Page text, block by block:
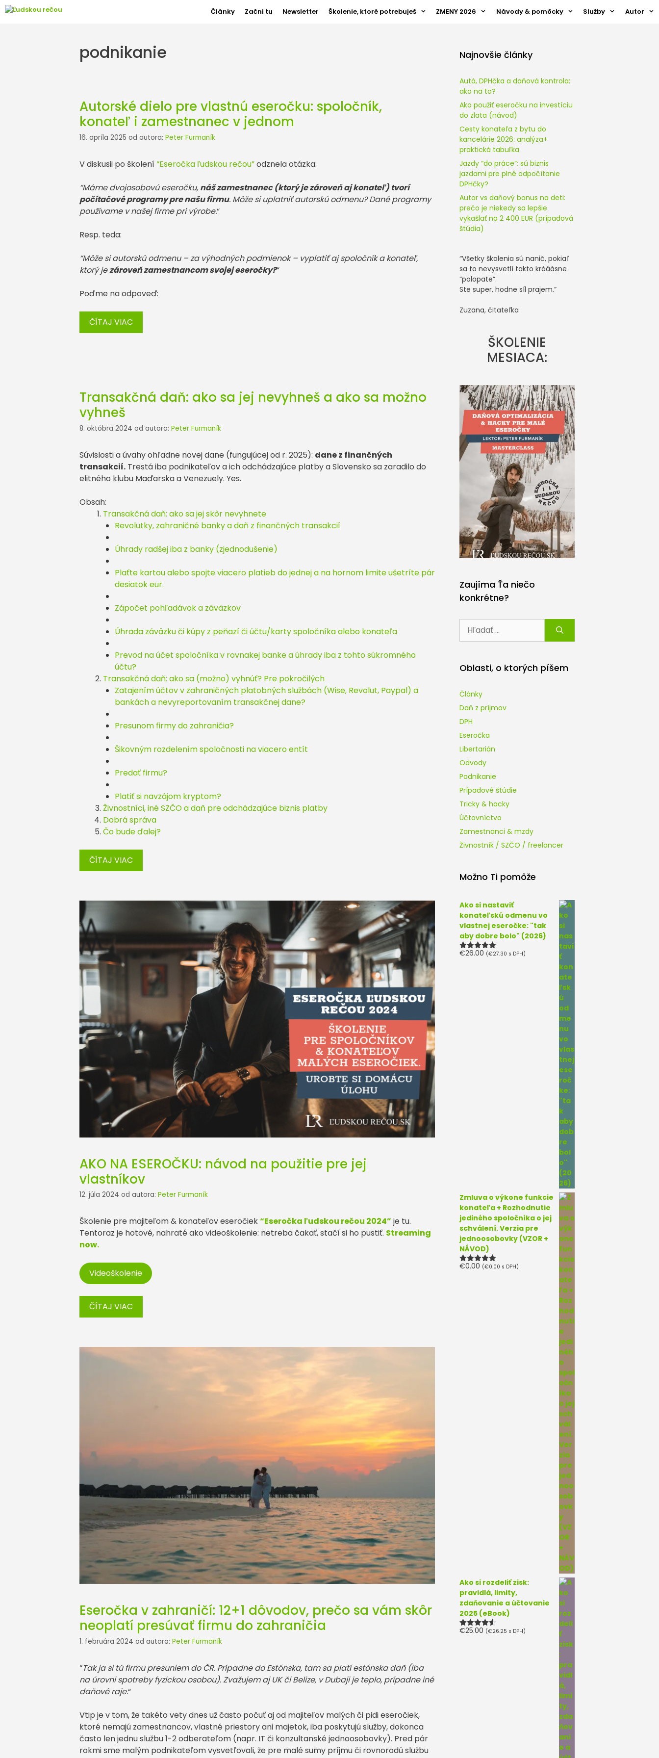
Preskočiť
Články Začni tu Newsletter Školenie, ktoré potrebuješ ZMENY 2026 Návody & pomôcky Služby Autor
podnikanie
Autorské dielo pre vlastnú eseročku: spoločník,
konateľ i zamestnanec v jednom
16. apríla 2025 od autora: Peter Furmaník
V diskusii po školení“Eseročka ľudskou rečou”odznela otázka:
“Máme dvojosobovú eseročku, náš zamestnanec (ktorý je zároveň aj konateľ) tvorí
počítačové programy pre našu firmu. Môže si uplatniť autorskú odmenu? Dané programy
používame v našej firme pri výrobe.“
Resp. teda:
“Môže si autorskú odmenu – za výhodných podmienok – vyplatiť aj spoločník a konateľ,
ktorý jezároveň zamestnancom svojej eseročky?“
Poďme na odpoveď:
ČÍTAJ VIAC
Transakčná daň: ako sa jej nevyhneš a ako sa možno
vyhneš
8. októbra 2024 od autora: Peter Furmaník
Súvislosti a úvahy ohľadne novej dane (fungujúcej od r. 2025): dane z finančných
transakcií. Trestá iba podnikateľov a ich odchádzajúce platby a Slovensko sa zaradilo do
elitného klubu Maďarska a Venezuely. Yes.
Obsah:
Transakčná daň: ako sa jej skôr nevyhnete
Revolutky, zahraničné banky a daň z finančných transakcií
Úhrady radšej iba z banky (zjednodušenie)
Plaťte kartou alebo spojte viacero platieb do jednej a na hornom limite ušetríte pár
desiatok eur.
Zápočet pohľadávok a záväzkov
Úhrada záväzku či kúpy z peňazí či účtu/karty spoločníka alebo konateľa
Prevod na účet spoločníka v rovnakej banke a úhrady iba z tohto súkromného
účtu?
Transakčná daň: ako sa (možno) vyhnúť? Pre pokročilých
Zatajením účtov v zahraničných platobných službách (Wise, Revolut, Paypal) a
bankách a nevyreportovaním transakčnej dane?
Presunom firmy do zahraničia?
Šikovným rozdelením spoločnosti na viacero entít
Predať firmu?
Platiť si navzájom kryptom?
Živnostníci, iné SZČO a daň pre odchádzajúce biznis platby
Dobrá správa
Čo bude ďalej?
ČÍTAJ VIAC
AKO NA ESEROČKU: návod na použitie pre jej
vlastníkov
12. júla 2024 od autora: Peter Furmaník
Školenie pre majiteľom & konateľov eseročiek“Eseročka ľudskou rečou 2024” je tu.
Tentoraz je hotové, nahraté ako videoškolenie: netreba čakať, stačí si ho pustiť. Streaming
now.
Videoškolenie
ČÍTAJ VIAC
Eseročka v zahraničí: 12+1 dôvodov, prečo sa vám skôr
neoplatí presúvať firmu do zahraničia
1. februára 2024 od autora: Peter Furmaník
“Tak ja si tú firmu presuniem do ČR. Prípadne do Estónska, tam sa platí estónska daň (iba
na úrovni spotreby fyzickou osobou). Zvažujem aj UK či Belize, v Dubaji je teplo, prípadne iné
daňové raje.“
Vtip je v tom, že takéto vety dnes už často počuť aj od majiteľov malých či pidi eseročiek,
ktoré nemajú zamestnancov, vlastné priestory ani majetok, iba poskytujú služby, dokonca
často len jednu službu 1-2 odberateľom (napr. IT či konzultanské jednoosobovky). Pred pár
rokmi sme malým podnikateľom vysvetľovali, že pre malé sumy príjmu či rovnorodú službu
Najnovšie články
Autá, DPHčka a daňová kontrola:
ako na to?
Ako použiť eseročku na investíciu
do zlata (návod)
Cesty konateľa z bytu do
kancelárie 2026: analýza+
praktická tabuľka
Jazdy “do práce”: sú biznis
jazdami pre plné odpočítanie
DPHčky?
Autor vs daňový bonus na deti:
prečo je niekedy sa lepšie
vykašlať na 2 400 EUR (prípadová
štúdia)
“Všetky školenia sú nanič, pokiaľ
sa to nevysvetlí takto krááásne
“polopate”.
Ste super, hodne síl prajem.”
Zuzana, čitateľka
ŠKOLENIE
MESIACA:
Zaujíma Ťa niečo
konkrétne?
Oblasti, o ktorých píšem
Články
Daň z príjmov
DPH
Eseročka
Libertarián
Odvody
Podnikanie
Prípadové štúdie
Tricky & hacky
Účtovníctvo
Zamestnanci & mzdy
Živnostník / SZČO / freelancer
Možno Ti pomôže
Ako si nastaviť
konateľskú odmenu vo
vlastnej eseročke: "tak
aby dobre bolo" (2026)
Hodnotenie
€26.00 (€27.30 s DPH)
Zmluva o výkone funkcie
konateľa + Rozhodnutie
jediného spoločníka o jej
schválení. Verzia pre
jednoosobovky (VZOR +
NÁVOD)
Hodnotenie
€0.00 (€0.00 s DPH)
Ako si rozdeliť zisk:
pravidlá, limity,
zdaňovanie a účtovanie
2025 (eBook)
Hodnotenie
€25.00 (€26.25 s DPH)